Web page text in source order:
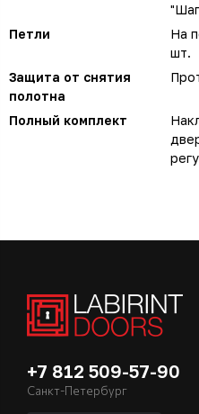
Петли
На
шт.
Защита от снятия
полотна
Полный комплект
+7 812 509-57-90
Санкт-Петербург